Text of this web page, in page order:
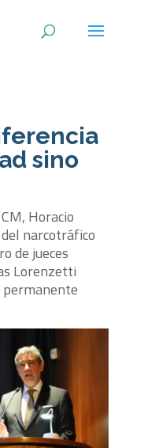
sino
Horacio
narcotráfico
de jueces
Lorenzetti
permanente